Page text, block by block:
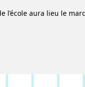
l’école aura lieu le